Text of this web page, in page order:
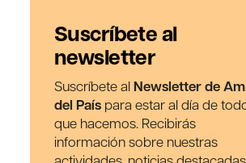
Suscríbete al
newsletter
Suscríbete al Newsletter de
del País para estar al día de
que hacemos. Recibirás
información sobre nuestras